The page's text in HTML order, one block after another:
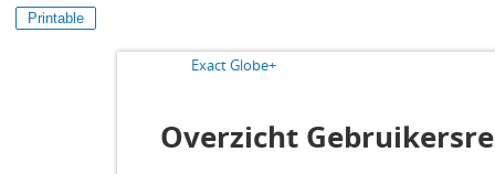
Printable
Exact Globe+
Overzicht